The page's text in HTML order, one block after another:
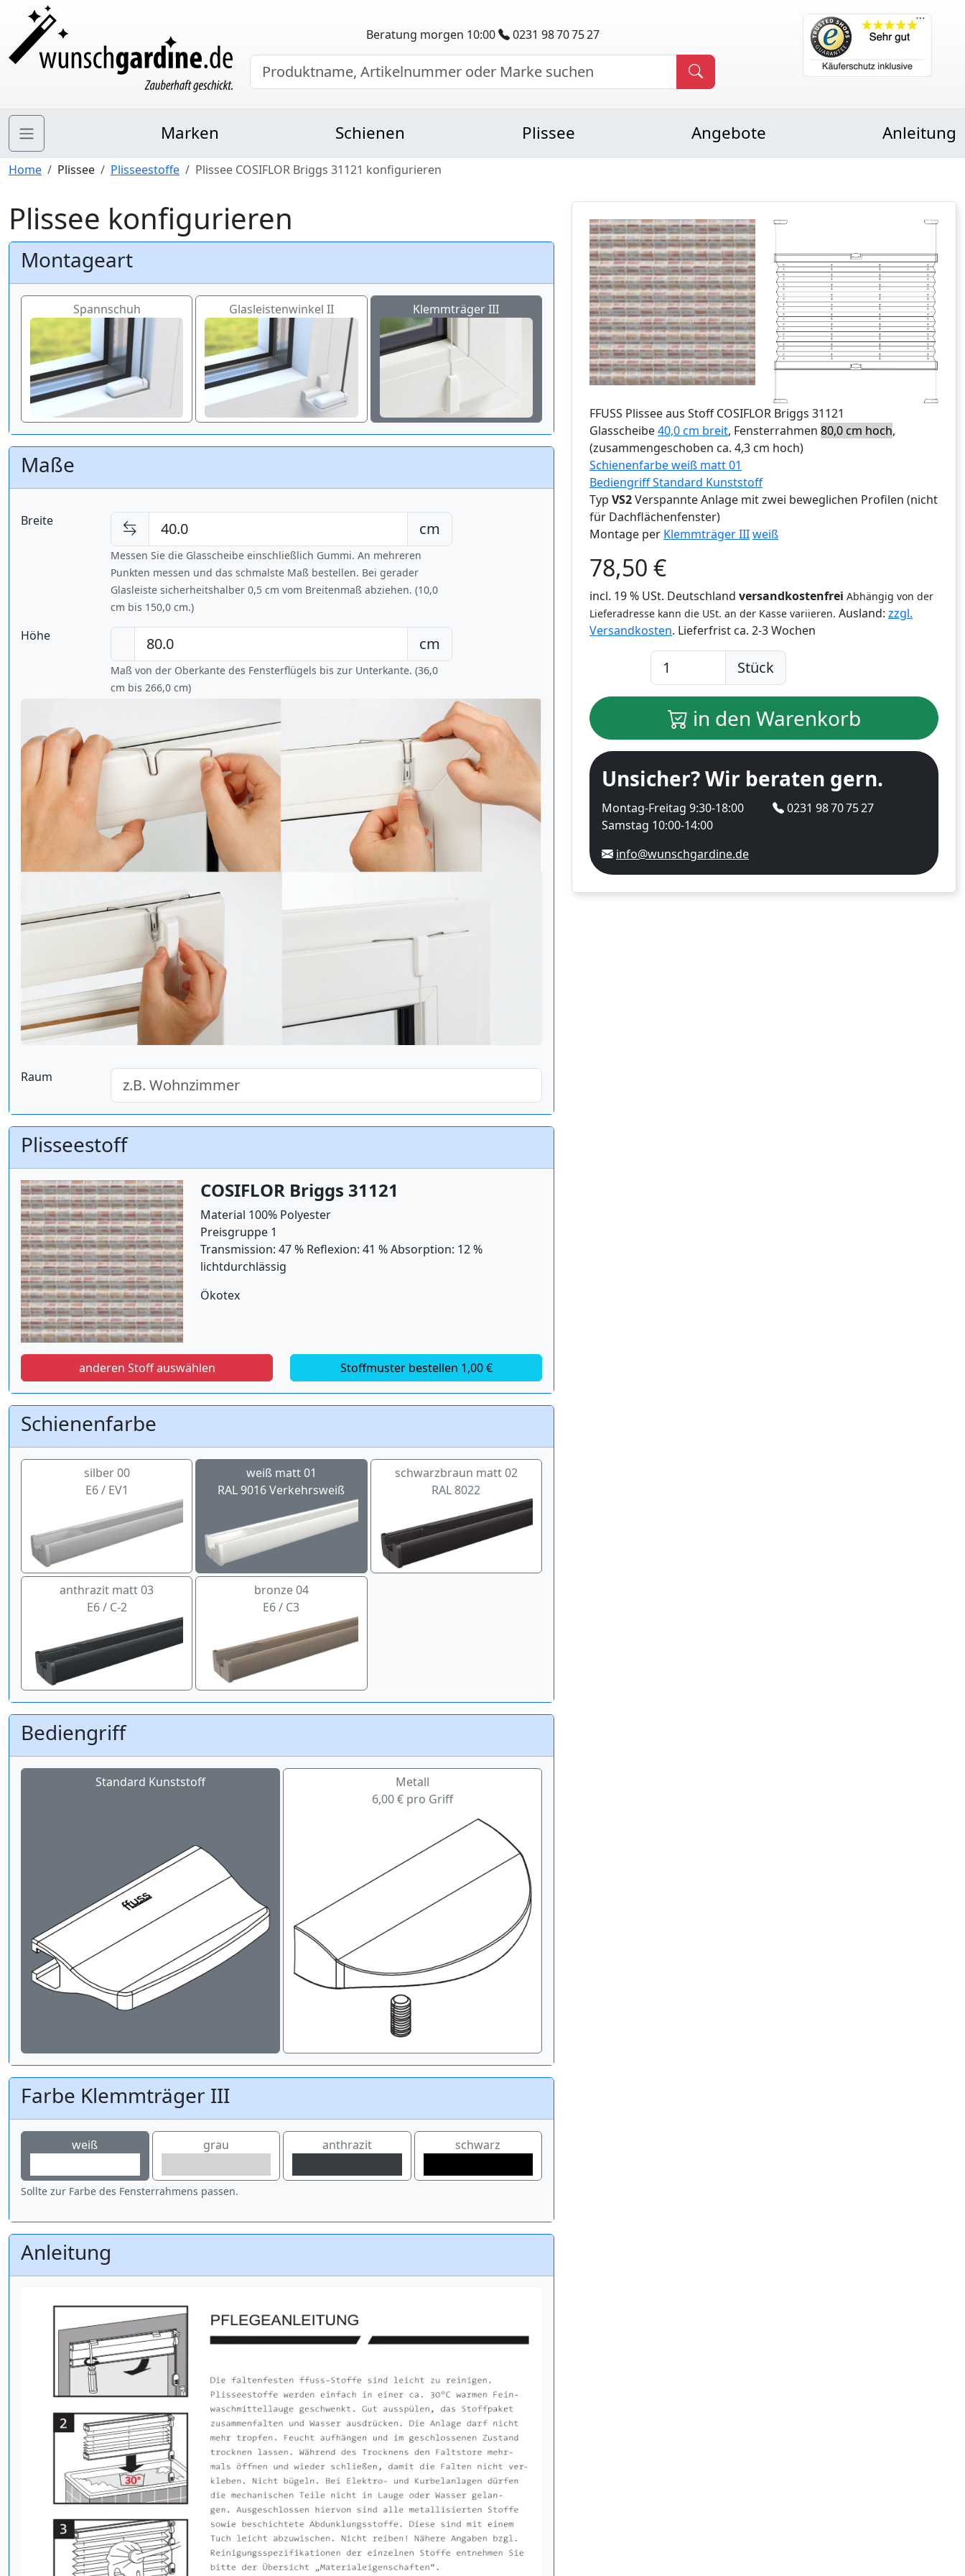
Beratung morgen 10:00 0231 98 70 75 27
Marken Schienen Plissee Angebote Anleitung
Home Plissee Plisseestoffe Plissee COSIFLOR Briggs 31121 konfigurieren
Plissee konfigurieren
Montageart
Spannschuh Glasleistenwinkel II Klemmträger III
Maße
Breite cm
Messen Sie die Glasscheibe einschließlich Gummi. An mehreren
Punkten messen und das schmalste Maß bestellen. Bei gerader
Glasleiste sicherheitshalber 0,5 cm vom Breitenmaß abziehen. (10,0
cm bis 150,0 cm.)
Höhe cm
Maß von der Oberkante des Fensterflügels bis zur Unterkante. (36,0
cm bis 266,0 cm)
Raum
Plisseestoff
COSIFLOR Briggs 31121
Material 100% Polyester
Preisgruppe 1
Transmission: 47 % Reflexion: 41 % Absorption: 12 %
lichtdurchlässig
Ökotex
anderen Stoff auswählen Stoffmuster bestellen 1,00 €
Schienenfarbe
silber 00
E6 / EV1
weiß matt 01
RAL 9016 Verkehrsweiß
schwarzbraun matt 02
RAL 8022
anthrazit matt 03
E6 / C-2
bronze 04
E6 / C3
Bediengriff
Standard Kunststoff
Metall
6,00 € pro Griff
Farbe Klemmträger III
weiß grau anthrazit schwarz
Sollte zur Farbe des Fensterrahmens passen.
Anleitung
FFUSS Plissee aus Stoff COSIFLOR Briggs 31121
Glasscheibe40,0 cm breit, Fensterrahmen 80,0 cm hoch,
(zusammengeschoben ca. 4,3 cm hoch)
Schienenfarbe weiß matt 01
Bediengriff Standard Kunststoff
Typ VS2Verspannte Anlage mit zwei beweglichen Profilen (nicht
für Dachflächenfenster)
Montage per Klemmträger IIIweiß
78,50 €
incl. 19 % USt. Deutschland versandkostenfrei Abhängig von der
Lieferadresse kann die USt. an der Kasse variieren. Ausland: zzgl.
Versandkosten. Lieferfrist ca. 2-3 Wochen
Stück
in den Warenkorb
Unsicher? Wir beraten gern.
Montag-Freitag 9:30-18:00
Samstag 10:00-14:00
0231 98 70 75 27
info@wunschgardine.de